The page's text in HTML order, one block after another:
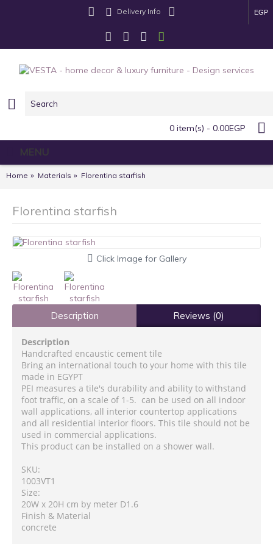
Delivery Info EGP
0 item(s) - 0.00EGP
MENU
Home Materials Florentina starfish
Florentina starfish
Click Image for Gallery
Description Reviews (0)
Description
Handcrafted encaustic cement tile
Bring an international touch to your home with this tile
made in EGYPT
PEI measures a tile's durability and ability to withstand
foot traffic, on a scale of 1-5. can be used on all indoor
wall applications, all interior countertop applications
and all residential interior floors. This tile should not be
used in commercial applications.
This product can be installed on a shower wall.
SKU:
1003VT1
Size:
20W x 20H cm by meter D1.6
Finish & Material
concrete